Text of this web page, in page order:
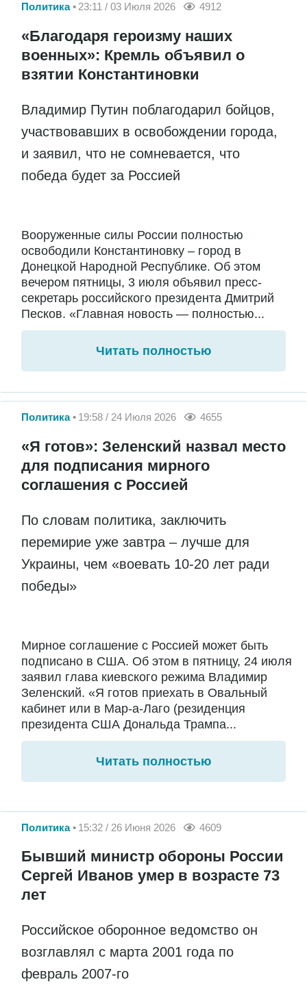
Политика 23:11 / 03 Июля 2026 4912
«Благодаря героизму наших
военных»: Кремль объявил о
взятии Константиновки
Владимир Путин поблагодарил бойцов,
участвовавших в освобождении города,
и заявил, что не сомневается, что
победа будет за Россией
Вооруженные силы России полностью
освободили Константиновку – город в
Донецкой Народной Республике. Об этом
вечером пятницы, 3 июля объявил пресс-
секретарь российского президента Дмитрий
Песков. «Главная новость — полностью...
Читать полностью
Политика 19:58 / 24 Июля 2026 4655
«Я готов»: Зеленский назвал место
для подписания мирного
соглашения с Россией
По словам политика, заключить
перемирие уже завтра – лучше для
Украины, чем «воевать 10-20 лет ради
победы»
Мирное соглашение с Россией может быть
подписано в США. Об этом в пятницу, 24 июля
заявил глава киевского режима Владимир
Зеленский. «Я готов приехать в Овальный
кабинет или в Мар-а-Лаго (резиденция
президента США Дональда Трампа...
Читать полностью
Политика 15:32 / 26 Июня 2026 4609
Бывший министр обороны России
Сергей Иванов умер в возрасте 73
лет
Российское оборонное ведомство он
возглавлял с марта 2001 года по
февраль 2007-го